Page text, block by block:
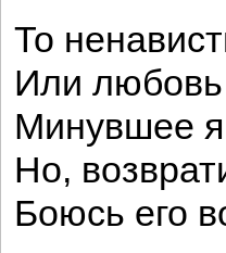
То
Или любовь
Минувшее я
Но,
Боюсь его